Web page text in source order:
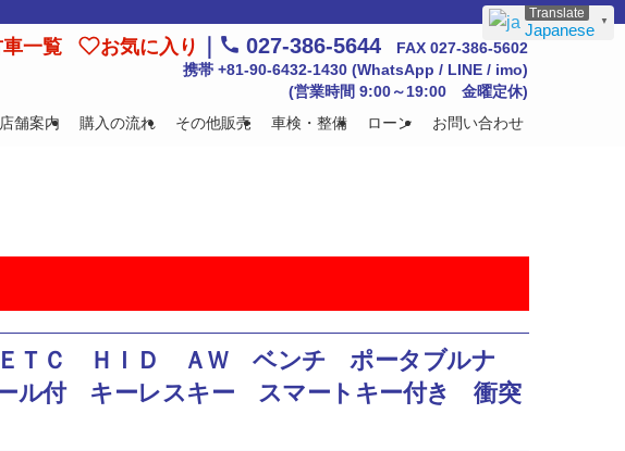
店舗案内 購入の流れ その他販売 車検・整備 ローン お問い合わせ
一覧 お気に入り 027-386-5644 FAX 027-386-5602
携帯 +81-90-6432-1430 (WhatsApp / LINE / imo)
(営業時間 9:00～19:00 金曜定休)
ＥＴＣ ＨＩＤ ＡＷ ベンチ ポータブルナ
付 キーレスキー スマートキー付き 衝突
Japanese ▼